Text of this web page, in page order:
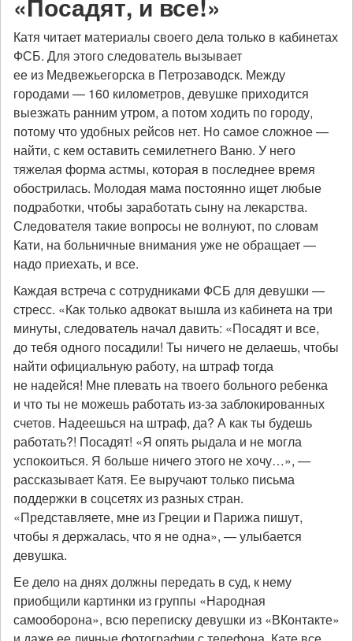
Катя читает материалы своего дела только в кабинетах
ФСБ. Для этого следователь вызывает
ее из Медвежьегорска в Петрозаводск. Между
городами — 160 километров, девушке приходится
выезжать ранним утром, а потом ходить по городу,
потому что удобных рейсов нет. Но самое сложное —
найти, с кем оставить семилетнего Ваню. У него
тяжелая форма астмы, которая в последнее время
обострилась. Молодая мама постоянно ищет любые
подработки, чтобы заработать сыну на лекарства.
Следователя такие вопросы не волнуют, по словам
Кати, на больничные внимания уже не обращает —
надо приехать, и все.
Каждая встреча с сотрудниками ФСБ для девушки —
стресс. «Как только адвокат вышла из кабинета на три
минуты, следователь начал давить: «Посадят и все,
до тебя одного посадили! Ты ничего не делаешь, чтобы
найти официальную работу, на штраф тогда
не надейся! Мне плевать на твоего больного ребенка
и что ты не можешь работать из-за заблокированных
счетов. Надеешься на штраф, да? А как ты будешь
работать?! Посадят! «Я опять рыдала и не могла
успокоиться. Я больше ничего этого не хочу…», —
рассказывает Катя. Ее выручают только письма
поддержки в соцсетях из разных стран.
«Представляете, мне из Греции и Парижа пишут,
чтобы я держалась, что я не одна», — улыбается
девушка.
Ее дело на днях должны передать в суд, к нему
приобщили картинки из группы «Народная
самооборона», всю переписку девушки из «ВКонтакте»